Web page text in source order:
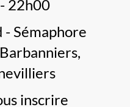
22h00
- Sémaphore
inscrire